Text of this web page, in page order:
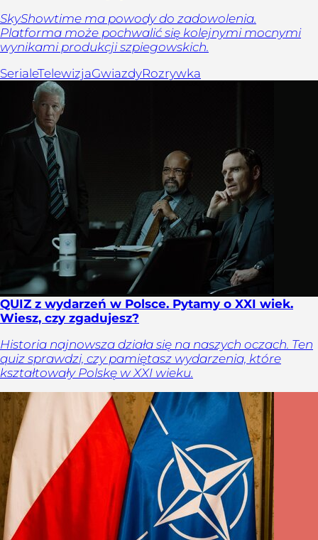
SkyShowtime ma powody do zadowolenia.
Platforma może pochwalić się kolejnymi mocnymi
wynikami produkcji szpiegowskich.
SerialeTelewizjaGwiazdyRozrywka
QUIZ z wydarzeń w Polsce. Pytamy o XXI wiek.
Wiesz, czy zgadujesz?
Historia najnowsza działa się na naszych oczach. Ten
quiz sprawdzi, czy pamiętasz wydarzenia, które
kształtowały Polskę w XXI wieku.